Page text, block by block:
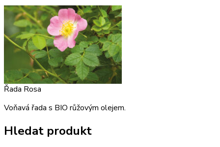
Řada Rosa
Voňavá řada s BIO růžovým olejem.
Hledat produkt